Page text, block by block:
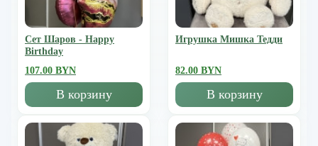
Сет Шаров - Happy
Birthday
107.00 BYN
В корзину
Игрушка Мишка Тедди
82.00 BYN
В корзину